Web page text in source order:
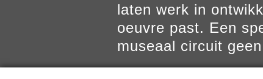
laten werk in
oeuvre past. Een
museaal circuit